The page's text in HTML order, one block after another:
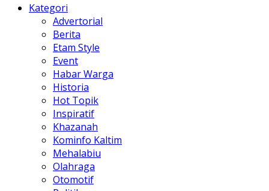
Kategori
Advertorial
Berita
Etam Style
Event
Habar Warga
Historia
Hot Topik
Inspiratif
Khazanah
Kominfo Kaltim
Mehalabiu
Olahraga
Otomotif